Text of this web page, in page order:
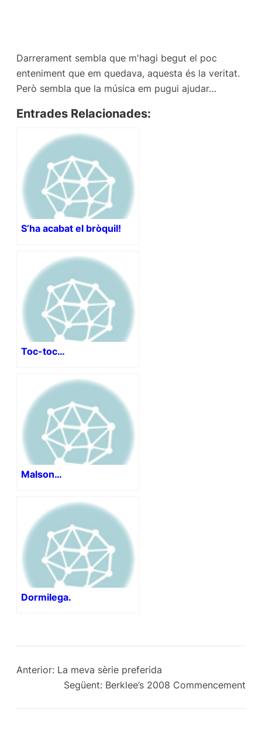
Darrerament sembla que m'hagi begut el poc
enteniment que em quedava, aquesta és la veritat.
Però sembla que la música em pugui ajudar…
Entrades Relacionades:
S’ha acabat el bròquil!
Toc-toc…
Malson…
Dormilega.
Anterior: La meva sèrie preferida
Següent: Berklee’s 2008 Commencement